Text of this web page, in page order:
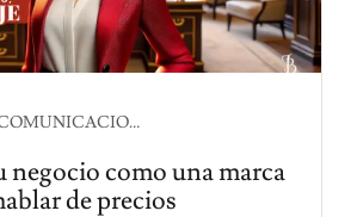
COMUNICACION CORPORATIVA, PRODUCTIVIDAD
negocio como una marca
de precios